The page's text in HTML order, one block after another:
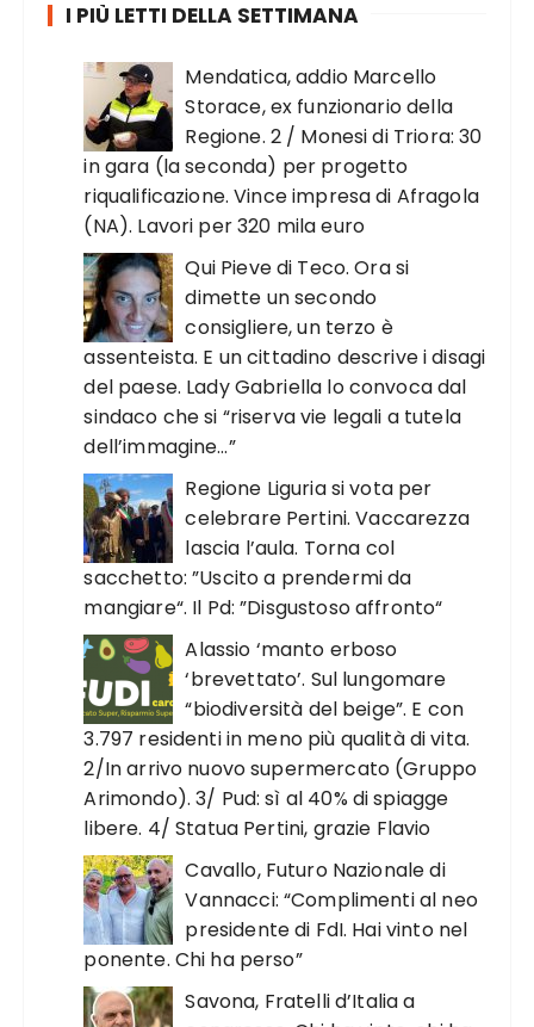
I PIÙ LETTI DELLA SETTIMANA
Mendatica, addio Marcello
Storace, ex funzionario della
Regione. 2 / Monesi di Triora: 30
in gara (la seconda) per progetto
riqualificazione. Vince impresa di Afragola
(NA). Lavori per 320 mila euro
Qui Pieve di Teco. Ora si
dimette un secondo
consigliere, un terzo è
assenteista. E un cittadino descrive i disagi
del paese. Lady Gabriella lo convoca dal
sindaco che si “riserva vie legali a tutela
dell’immagine…”
Regione Liguria si vota per
celebrare Pertini. Vaccarezza
lascia l’aula. Torna col
sacchetto: ”Uscito a prendermi da
mangiare“. Il Pd: ”Disgustoso affronto“
Alassio ‘manto erboso
‘brevettato’. Sul lungomare
“biodiversità del beige”. E con
3.797 residenti in meno più qualità di vita.
2/In arrivo nuovo supermercato (Gruppo
Arimondo). 3/ Pud: sì al 40% di spiagge
libere. 4/ Statua Pertini, grazie Flavio
Cavallo, Futuro Nazionale di
Vannacci: “Complimenti al neo
presidente di FdI. Hai vinto nel
ponente. Chi ha perso”
Savona, Fratelli d’Italia a